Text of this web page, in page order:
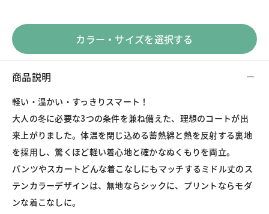
カラー・サイズを選択する
商品説明
軽い・温かい・すっきりスマート！
大人の冬に必要な3つの条件を兼ね備えた、理想のコートが出
来上がりました。体温を閉じ込める蓄熱綿と熱を反射する裏地
を採用し、驚くほど軽い着心地と確かなぬくもりを両立。
パンツやスカートどんな着こなしにもマッチするミドル丈のス
テンカラーデザインは、無地ならシックに、プリントならモダ
ンな着こなしに。